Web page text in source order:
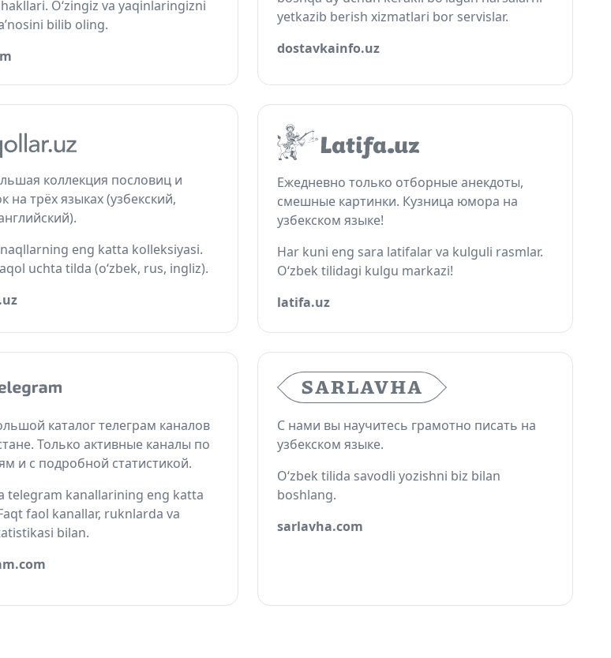
O‘zingiz va yaqinlaringizni
bilib oling.
yetkazib berish xizmatlari bor servislar.
dostavkainfo.uz
коллекция пословиц и
на трёх языках (узбекский,
eng katta kolleksiyasi.
uchta tilda (o‘zbek, rus, ingliz).
Ежедневно только отборные анекдоты,
смешные картинки. Кузница юмора на
узбекском языке!
Har kuni eng sara latifalar va kulguli rasmlar.
O‘zbek tilidagi kulgu markazi!
latifa.uz
каталог телеграм каналов
Только активные каналы по
и с подробной статистикой.
telegram kanallarining eng katta
faol kanallar, ruknlarda va
bilan.
С нами вы научитесь грамотно писать на
узбекском языке.
O‘zbek tilida savodli yozishni biz bilan
boshlang.
sarlavha.com